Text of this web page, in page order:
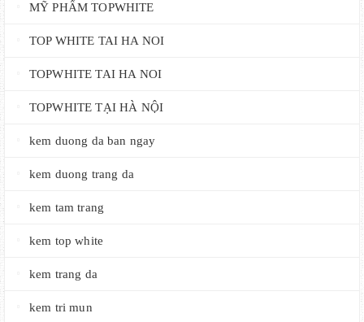
MỸ PHẨM TOPWHITE
TOP WHITE TAI HA NOI
TOPWHITE TAI HA NOI
TOPWHITE TẠI HÀ NỘI
kem duong da ban ngay
kem duong trang da
kem tam trang
kem top white
kem trang da
kem tri mun